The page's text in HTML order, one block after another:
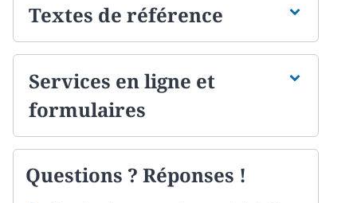
Textes de référence
Services en ligne et
formulaires
Questions ? Réponses !